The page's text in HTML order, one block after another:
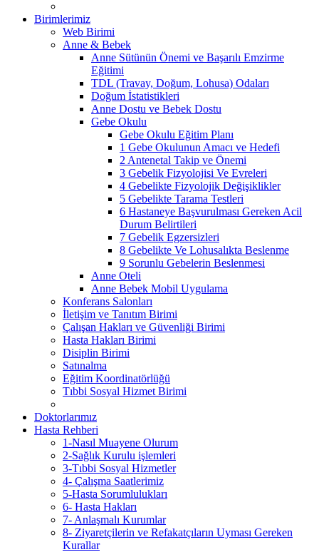
Birimlerimiz
Web Birimi
Anne & Bebek
Anne Sütünün Önemi ve Başarılı Emzirme
Eğitimi
TDL (Travay, Doğum, Lohusa) Odaları
Doğum İstatistikleri
Anne Dostu ve Bebek Dostu
Gebe Okulu
Gebe Okulu Eğitim Planı
1 Gebe Okulunun Amacı ve Hedefi
2 Antenetal Takip ve Önemi
3 Gebelik Fizyolojisi Ve Evreleri
4 Gebelikte Fizyolojik Değişiklikler
5 Gebelikte Tarama Testleri
6 Hastaneye Başvurulması Gereken Acil
Durum Belirtileri
7 Gebelik Egzersizleri
8 Gebelikte Ve Lohusalıkta Beslenme
9 Sorunlu Gebelerin Beslenmesi
Anne Oteli
Anne Bebek Mobil Uygulama
Konferans Salonları
İletişim ve Tanıtım Birimi
Çalışan Hakları ve Güvenliği Birimi
Hasta Hakları Birimi
Disiplin Birimi
Satınalma
Eğitim Koordinatörlüğü
Tıbbi Sosyal Hizmet Birimi
Doktorlarımız
Hasta Rehberi
1-Nasıl Muayene Olurum
2-Sağlık Kurulu işlemleri
3-Tıbbi Sosyal Hizmetler
4- Çalışma Saatlerimiz
5-Hasta Sorumlulukları
6- Hasta Hakları
7- Anlaşmalı Kurumlar
8- Ziyaretçilerin ve Refakatçıların Uyması Gereken
Kurallar